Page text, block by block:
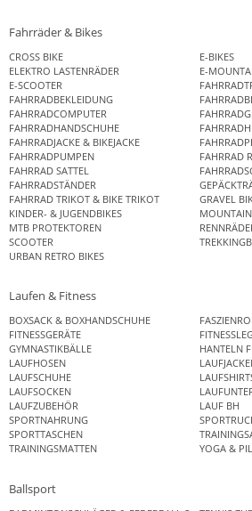
Fahrräder & Bikes
CROSS BIKE
E-BIKES
ELEKTRO LASTENRÄDER
E-
E-SCOOTER
FAHRRADBEKLEIDUNG
FAHRRADCOMPUTER
FAHRRADHANDSCHUHE
FAHRRADJACKE & BIKEJACKE
FAHRRADPUMPEN
FAHRRAD
FAHRRAD SATTEL
FAHRRADSTÄNDER
FAHRRAD TRIKOT & BIKE TRIKOT
GRAVEL
KINDER- & JUGENDBIKES
MTB PROTEKTOREN
SCOOTER
URBAN RETRO BIKES
Laufen & Fitness
BOXSACK & BOXHANDSCHUHE
FITNESSGERÄTE
GYMNASTIKBÄLLE
HANTELN
LAUFHOSEN
LAUFSCHUHE
LAUFSOCKEN
LAUFZUBEHÖR
LAUF BH
SPORTNAHRUNG
SPORTTASCHEN
TRAININGSMATTEN
YOGA &
Ballsport